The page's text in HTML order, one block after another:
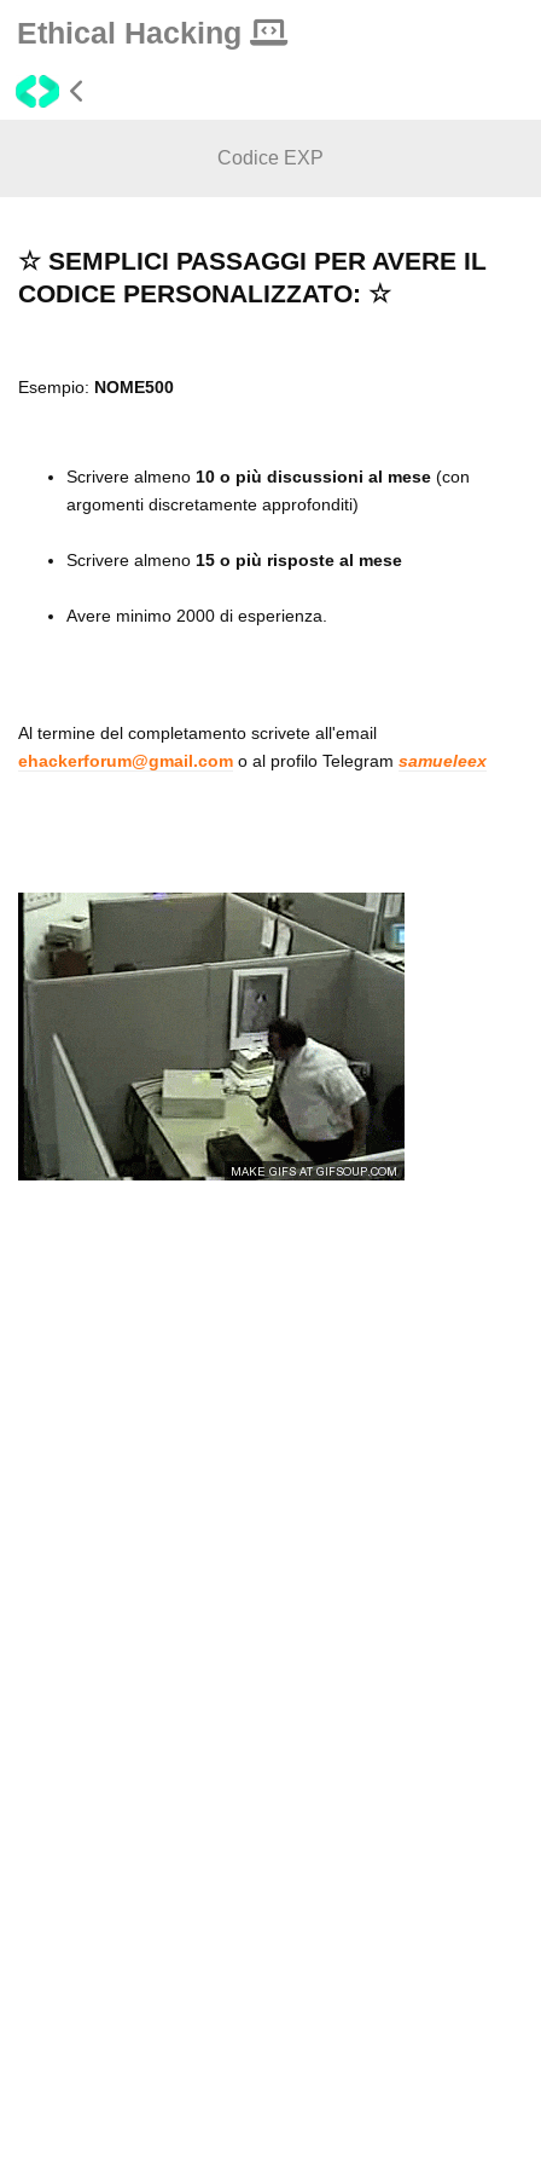
Ethical Hacking
Codice EXP
☆ SEMPLICI PASSAGGI PER AVERE IL
CODICE PERSONALIZZATO: ☆
Esempio: NOME500
Scrivere almeno 10 o più discussioni al mese (con
argomenti discretamente approfonditi)
Scrivere almeno 15 o più risposte al mese
Avere minimo 2000 di esperienza.
ehackerforum@gmail.com o al profilo Telegram samueleex